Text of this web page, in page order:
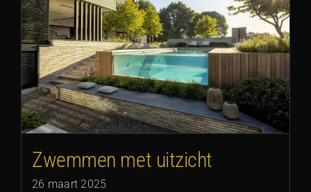
Zwemmen met uitzicht
26 maart 2025